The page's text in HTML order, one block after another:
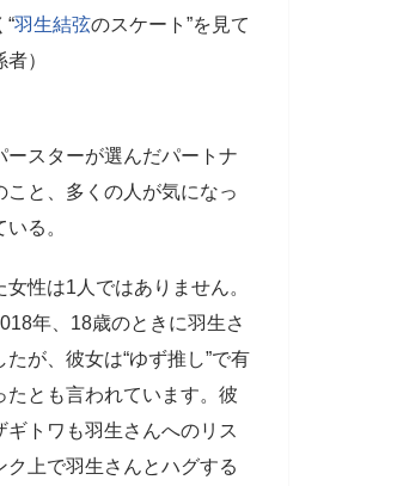
“羽生結弦のスケート”を見て
）
スターが選んだパートナ
と、多くの人が気になっ
る。
性は1人ではありません。
年、18歳のときに羽生さ
が、彼女は“ゆず推し”で有
とも言われています。彼
トワも羽生さんへのリス
上で羽生さんとハグする